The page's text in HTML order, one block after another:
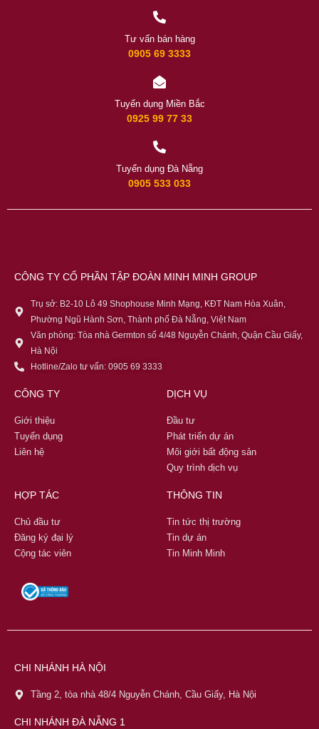
Tư vấn bán hàng
0905 69 3333
Tuyển dụng Miền Bắc
0925 99 77 33
Tuyển dụng Đà Nẵng
0905 533 033
CÔNG TY CỔ PHẦN TẬP ĐOÀN MINH MINH GROUP
Trụ sở: B2-10 Lô 49 Shophouse Minh Mạng, KĐT Nam Hòa Xuân,
Phường Ngũ Hành Sơn, Thành phố Đà Nẵng, Việt Nam
Văn phòng: Tòa nhà Germton số 4/48 Nguyễn Chánh, Quận Cầu Giấy,
Hà Nội
Hotline/Zalo tư vấn: 0905 69 3333
CÔNG TY
Giới thiệu
Tuyển dụng
Liên hệ
DỊCH VỤ
Đầu tư
Phát triển dự án
Môi giới bất động sản
Quy trình dịch vụ
HỢP TÁC
Chủ đầu tư
Đăng ký đại lý
Cộng tác viên
THÔNG TIN
Tin tức thị trường
Tin dự án
Tin Minh Minh
CHI NHÁNH HÀ NỘI
Tầng 2, tòa nhà 48/4 Nguyễn Chánh, Cầu Giấy, Hà Nội
CHI NHÁNH ĐÀ NẴNG 1